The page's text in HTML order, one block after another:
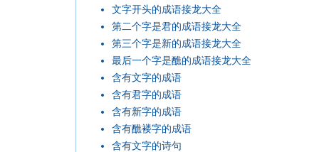
文字开头的成语接龙大全
第二个字是君的成语接龙大全
第三个字是新的成语接龙大全
最后一个字是醮的成语接龙大全
含有文字的成语
含有君字的成语
含有新字的成语
含有醮褛字的成语
含有文字的诗句